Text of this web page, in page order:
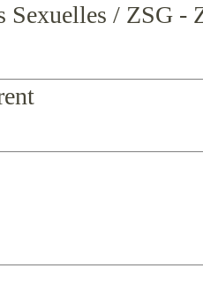
/ ZSG -